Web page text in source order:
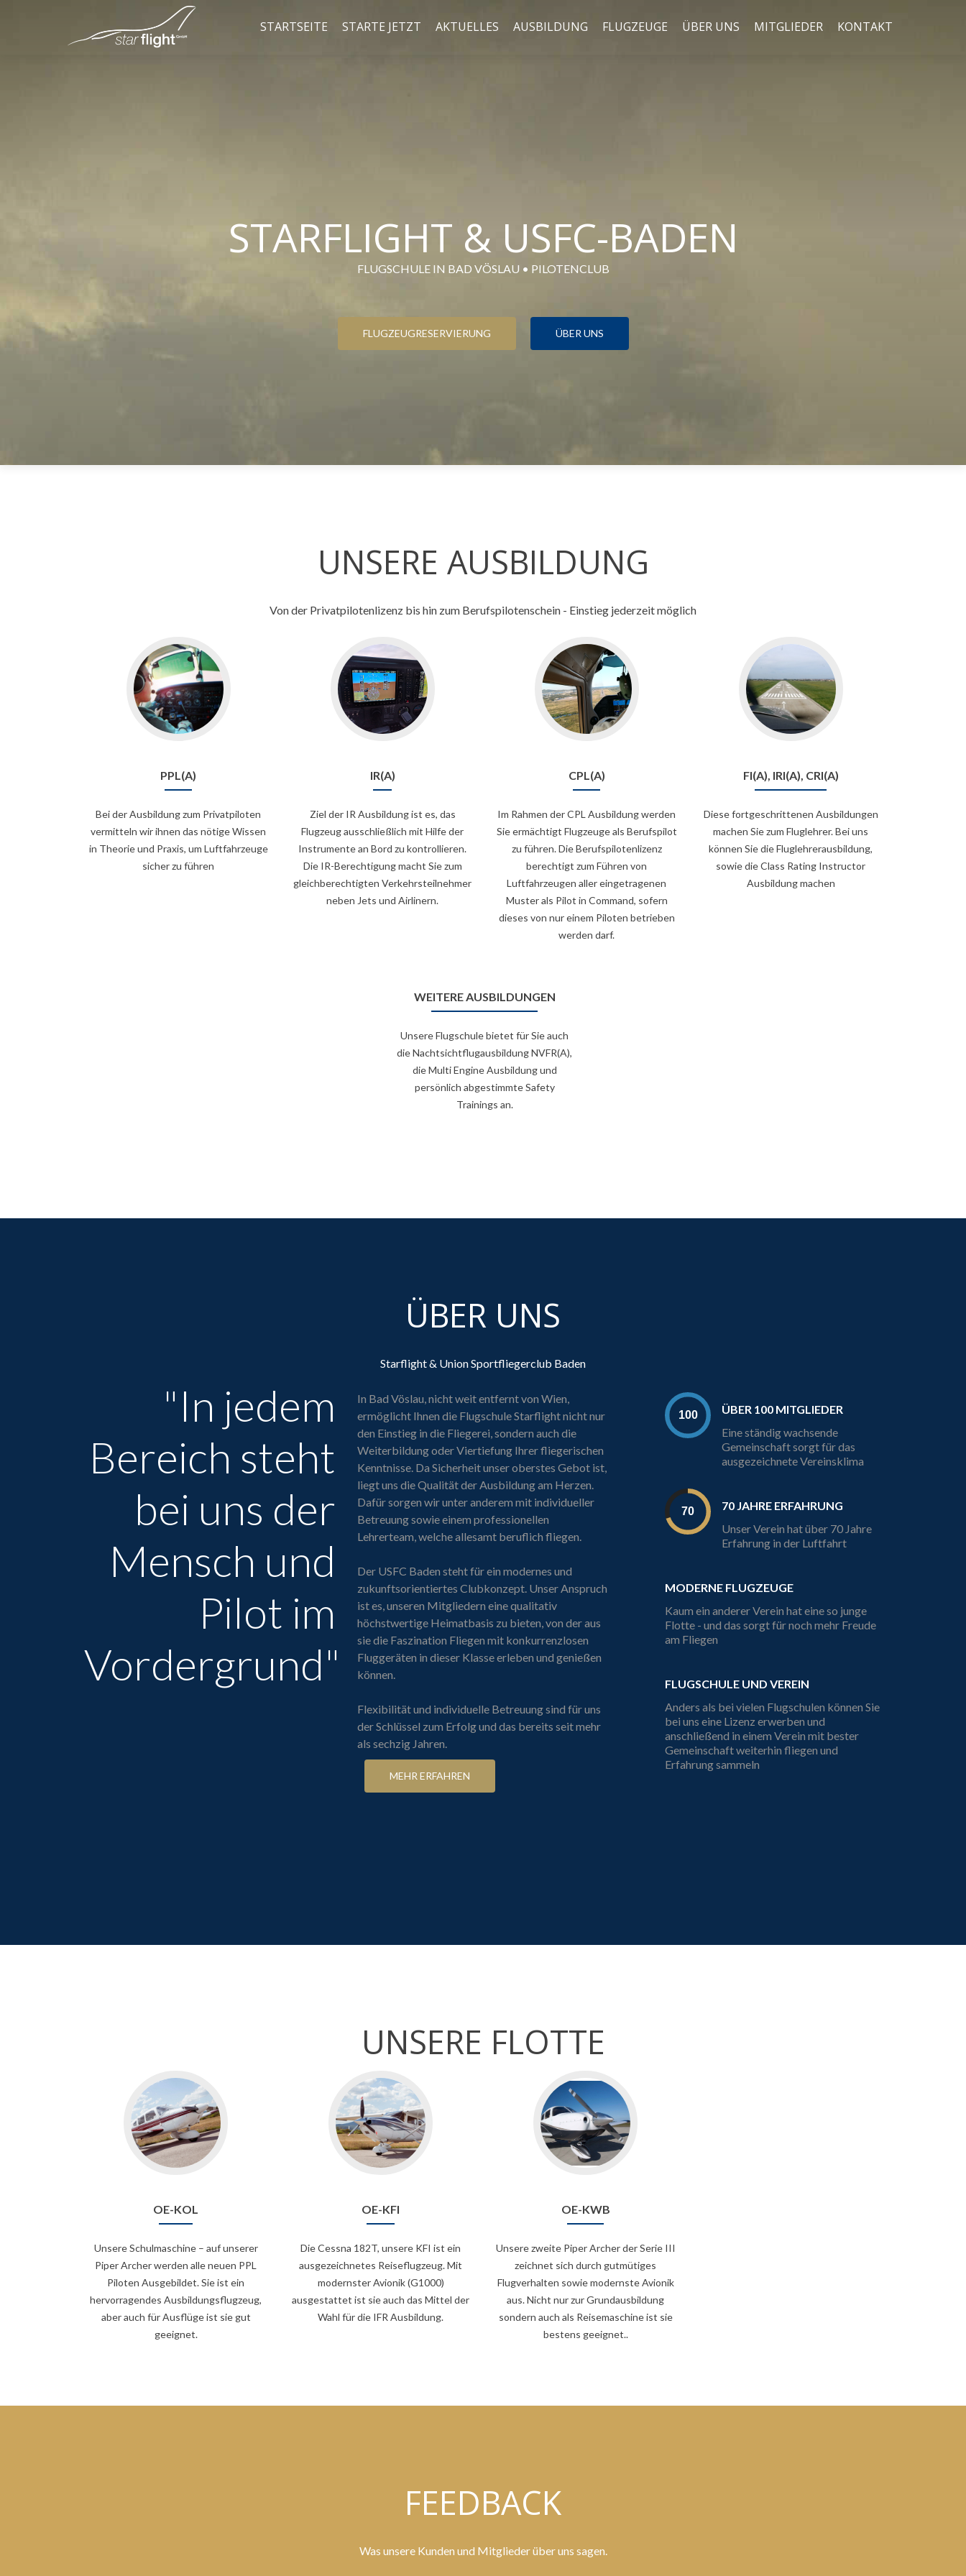
STARTSEITE STARTE JETZT AKTUELLES AUSBILDUNG FLUGZEUGE ÜBER UNS MITGLIEDER KONTAKT
STARFLIGHT & USFC-BADEN
FLUGSCHULE IN BAD VÖSLAU • PILOTENCLUB
FLUGZEUGRESERVIERUNG ÜBER UNS
UNSERE AUSBILDUNG
Von der Privatpilotenlizenz bis hin zum Berufspilotenschein - Einstieg jederzeit möglich
PPL(A)
Bei der Ausbildung zum Privatpiloten
vermitteln wir ihnen das nötige Wissen
in Theorie und Praxis, um Luftfahrzeuge
sicher zu führen
IR(A)
Ziel der IR Ausbildung ist es, das
Flugzeug ausschließlich mit Hilfe der
Instrumente an Bord zu kontrollieren.
Die IR-Berechtigung macht Sie zum
gleichberechtigten Verkehrsteilnehmer
neben Jets und Airlinern.
CPL(A)
Im Rahmen der CPL Ausbildung werden
Sie ermächtigt Flugzeuge als Berufspilot
zu führen. Die Berufspilotenlizenz
berechtigt zum Führen von
Luftfahrzeugen aller eingetragenen
Muster als Pilot in Command, sofern
dieses von nur einem Piloten betrieben
werden darf.
FI(A), IRI(A), CRI(A)
Diese fortgeschrittenen Ausbildungen
machen Sie zum Fluglehrer. Bei uns
können Sie die Fluglehrerausbildung,
sowie die Class Rating Instructor
Ausbildung machen
WEITERE AUSBILDUNGEN
Unsere Flugschule bietet für Sie auch
die Nachtsichtflugausbildung NVFR(A),
die Multi Engine Ausbildung und
persönlich abgestimmte Safety
Trainings an.
ÜBER UNS
Starflight & Union Sportfliegerclub Baden
"In jedem
Bereich steht
bei uns der
Mensch und
Pilot im
Vordergrund"
In Bad Vöslau, nicht weit entfernt von Wien,
ermöglicht Ihnen die Flugschule Starflight nicht nur
den Einstieg in die Fliegerei, sondern auch die
Weiterbildung oder Viertiefung Ihrer fliegerischen
Kenntnisse. Da Sicherheit unser oberstes Gebot ist,
liegt uns die Qualität der Ausbildung am Herzen.
Dafür sorgen wir unter anderem mit individueller
Betreuung sowie einem professionellen
Lehrerteam, welche allesamt beruflich fliegen.
Der USFC Baden steht für ein modernes und
zukunftsorientiertes Clubkonzept. Unser Anspruch
ist es, unseren Mitgliedern eine qualitativ
höchstwertige Heimatbasis zu bieten, von der aus
sie die Faszination Fliegen mit konkurrenzlosen
Fluggeräten in dieser Klasse erleben und genießen
können.
Flexibilität und individuelle Betreuung sind für uns
der Schlüssel zum Erfolg und das bereits seit mehr
als sechzig Jahren.
MEHR ERFAHREN
ÜBER 100 MITGLIEDER
Eine ständig wachsende
Gemeinschaft sorgt für das
ausgezeichnete Vereinsklima
70 JAHRE ERFAHRUNG
Unser Verein hat über 70 Jahre
Erfahrung in der Luftfahrt
MODERNE FLUGZEUGE
Kaum ein anderer Verein hat eine so junge
Flotte - und das sorgt für noch mehr Freude
am Fliegen
FLUGSCHULE UND VEREIN
Anders als bei vielen Flugschulen können Sie
bei uns eine Lizenz erwerben und
anschließend in einem Verein mit bester
Gemeinschaft weiterhin fliegen und
Erfahrung sammeln
UNSERE FLOTTE
OE-KOL
Unsere Schulmaschine – auf unserer
Piper Archer werden alle neuen PPL
Piloten Ausgebildet. Sie ist ein
hervorragendes Ausbildungsflugzeug,
aber auch für Ausflüge ist sie gut
geeignet.
OE-KFI
Die Cessna 182T, unsere KFI ist ein
ausgezeichnetes Reiseflugzeug. Mit
modernster Avionik (G1000)
ausgestattet ist sie auch das Mittel der
Wahl für die IFR Ausbildung.
OE-KWB
Unsere zweite Piper Archer der Serie III
zeichnet sich durch gutmütiges
Flugverhalten sowie modernste Avionik
aus. Nicht nur zur Grundausbildung
sondern auch als Reisemaschine ist sie
bestens geeignet..
FEEDBACK
Was unsere Kunden und Mitglieder über uns sagen.